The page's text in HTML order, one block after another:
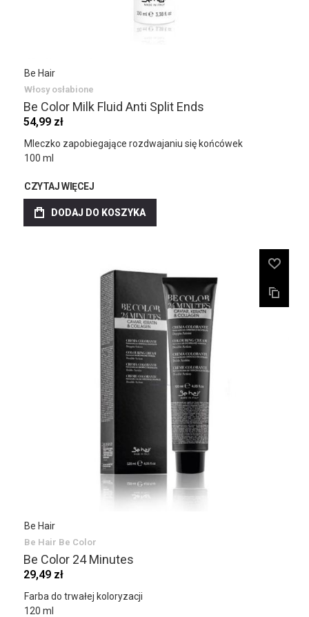
Be Hair
Włosy osłabione
Be Color Milk Fluid Anti Split Ends
54,99 zł
Mleczko zapobiegające rozdwajaniu się końcówek
100 ml
CZYTAJ WIĘCEJ
DODAJ DO KOSZYKA
Be Hair
Be Hair Be Color
Be Color 24 Minutes
29,49 zł
Farba do trwałej koloryzacji
120 ml